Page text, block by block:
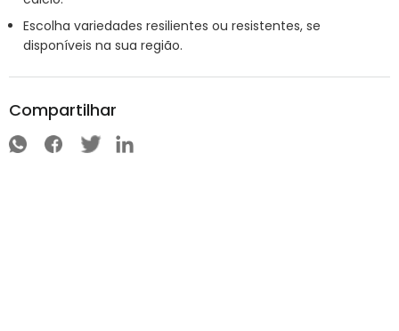
Escolha variedades resilientes ou resistentes, se
disponíveis na sua região.
Compartilhar